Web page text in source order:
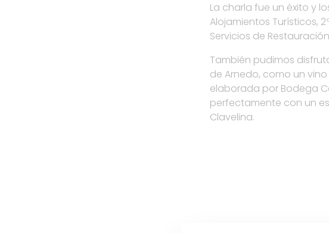
La charla fue un éxito y
Alojamientos Turísticos,
Servicios de
También pudimos
de Arnedo, como un
elaborada por Bodega
perfectamente con un
Clavelina.